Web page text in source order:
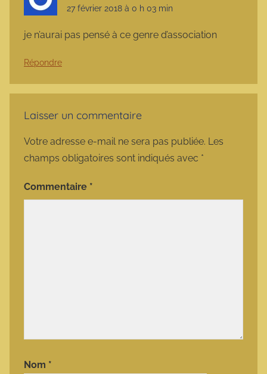
27 février 2018 à 0 h 03 min
je n’aurai pas pensé à ce genre d’association
Répondre
Laisser un commentaire
Votre adresse e-mail ne sera pas publiée. Les
champs obligatoires sont indiqués avec *
Commentaire *
Nom *